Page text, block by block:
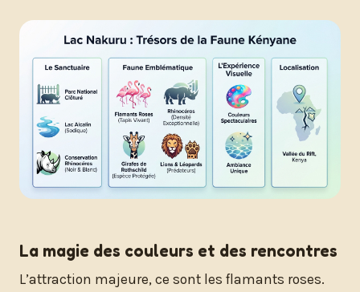
La magie des couleurs et des rencontres
L’attraction majeure, ce sont les flamants roses.